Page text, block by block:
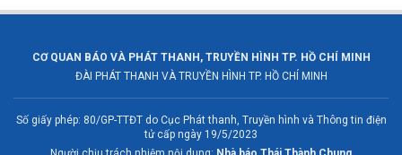
CƠ QUAN BÁO VÀ PHÁT THANH, TRUYỀN HÌNH TP. HỒ CHÍ MINH
ĐÀI PHÁT THANH VÀ TRUYỀN HÌNH TP. HỒ CHÍ MINH
Số giấy phép: 80/GP-TTĐT do Cục Phát thanh, Truyền hình và Thông tin điện
tử cấp ngày 19/5/2023